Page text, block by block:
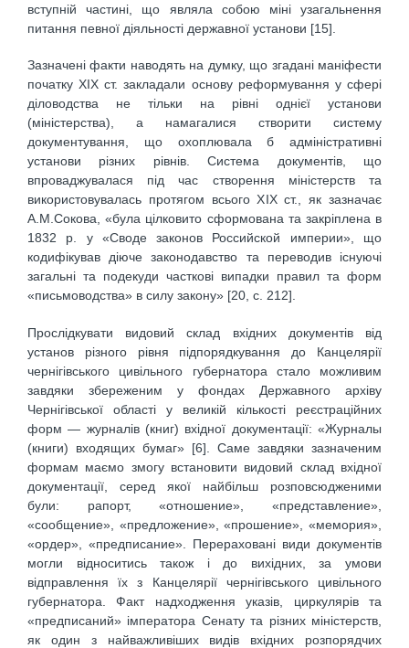
вступній частині, що являла собою міні узагальнення
питання певної діяльності державної установи [15].
Зазначені факти наводять на думку, що згадані маніфести
початку ХІХ ст. закладали основу реформування у сфері
діловодства не тільки на рівні однієї установи
(міністерства), а намагалися створити систему
документування, що охоплювала б адміністративні
установи різних рівнів. Система документів, що
впроваджувалася під час створення міністерств та
використовувалась протягом всього ХІХ ст., як зазначає
А.М.Сокова, «була цілковито сформована та закріплена в
1832 р. у «Своде законов Российской империи», що
кодифікував діюче законодавство та переводив існуючі
загальні та подекуди часткові випадки правил та форм
«письмоводства» в силу закону» [20, с. 212].
Прослідкувати видовий склад вхідних документів від
установ різного рівня підпорядкування до Канцелярії
чернігівського цивільного губернатора стало можливим
завдяки збереженим у фондах Державного архіву
Чернігівської області у великій кількості реєстраційних
форм — журналів (книг) вхідної документації: «Журналы
(книги) входящих бумаг» [6]. Саме завдяки зазначеним
формам маємо змогу встановити видовий склад вхідної
документації, серед якої найбільш розповсюдженими
були: рапорт, «отношение», «представление»,
«сообщение», «предложение», «прошение», «мемория»,
«ордер», «предписание». Перераховані види документів
могли відноситись також і до вихідних, за умови
відправлення їх з Канцелярії чернігівського цивільного
губернатора. Факт надходження указів, циркулярів та
«предписаний» імператора Сенату та різних міністерств,
як один з найважливіших видів вхідних розпорядчих